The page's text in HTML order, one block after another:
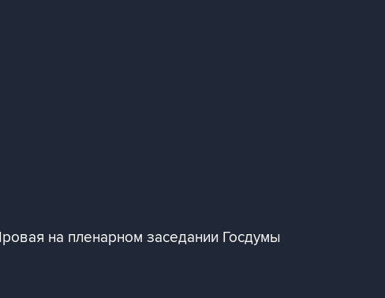
на пленарном заседании Госдумы